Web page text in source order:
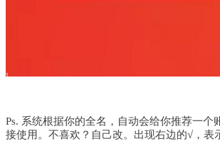
Ps. 系统根据你的全名，自动会给你推荐一个
接使用。 不喜欢？自己改。 出现右边的√，表